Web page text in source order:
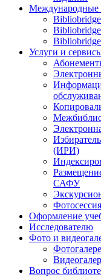
Международные
Услуги и
(ИРИ)
САФУ
Оформление
Исследователю
Фото и
Вопрос